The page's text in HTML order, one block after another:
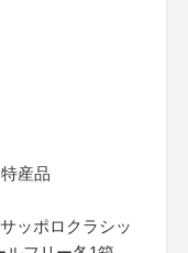
産品
ッポロクラシッ